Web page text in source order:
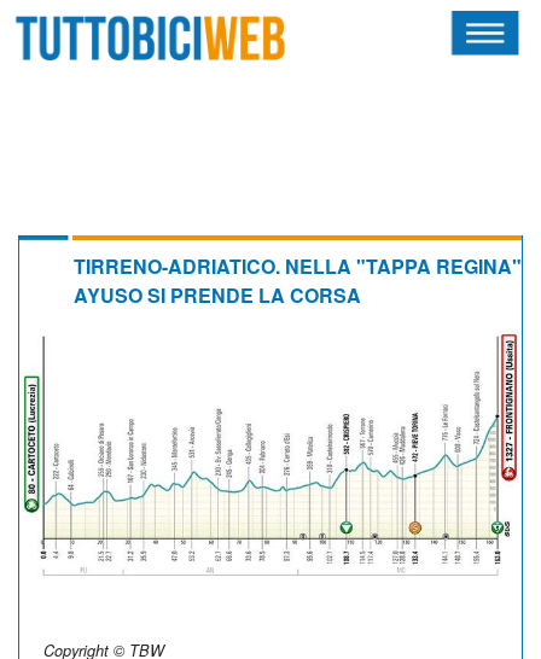
CALENDARIO
ALBI D'ORO
NEWSLETTER
TIRRENO-ADRIATICO. NELLA "TAPPA REGINA"
AYUSO SI PRENDE LA CORSA
Copyright © TBW